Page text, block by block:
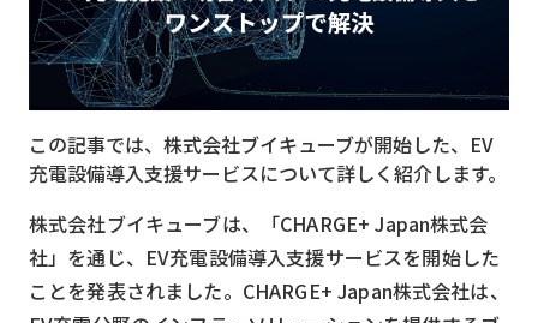
PR
5G
クラウド
M2M
スマート〇〇
スマート農業
この記事では、株式会社ブイキューブが開始した、EV
充電設備導入支援サービスについて詳しく紹介します。
株式会社ブイキューブは、「CHARGE+ Japan株式会
社」を通じ、EV充電設備導入支援サービスを開始した
ことを発表されました。CHARGE+ Japan株式会社は、